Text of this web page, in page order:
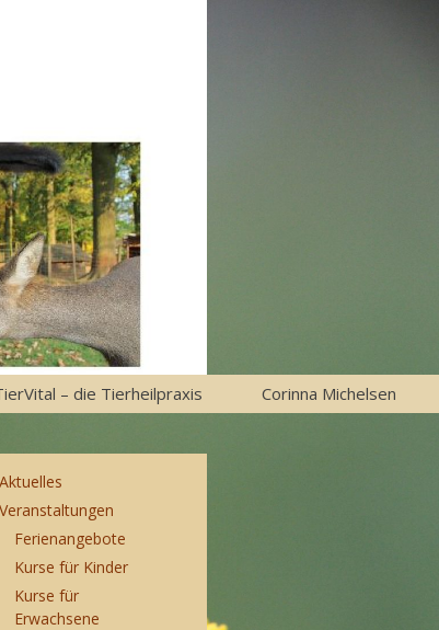
– die Tierheilpraxis Corinna Michelsen
Aktuelles
Veranstaltungen
Ferienangebote
Kurse für Kinder
Kurse für
Erwachsene